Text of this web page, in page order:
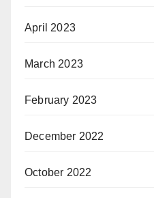
April 2023
March 2023
February 2023
December 2022
October 2022